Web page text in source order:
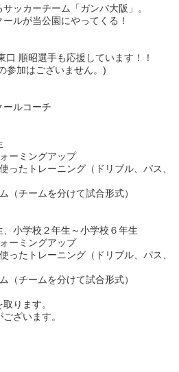
ッカーチーム「ガンバ大阪」。
ルが当公園にやってくる！
順昭選手も応援しています！！
参加はございません。)
ルコーチ
ーミングアップ
たトレーニング（ドリブル、パス、
チームを分けて試合形式）
小学校２年生～小学校６年生
ーミングアップ
たトレーニング（ドリブル、パス、
チームを分けて試合形式）
ります。
ざいます。